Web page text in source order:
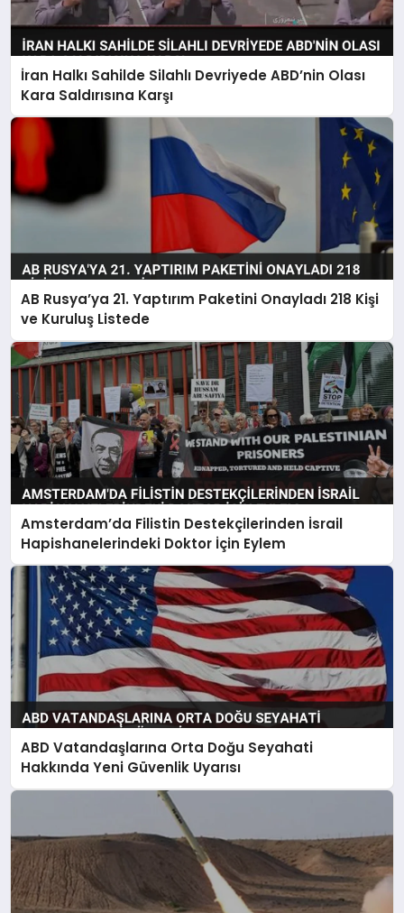
İran Halkı Sahilde Silahlı Devriyede ABD’nin Olası
Kara Saldırısına Karşı
AB Rusya’ya 21. Yaptırım Paketini Onayladı 218 Kişi
ve Kuruluş Listede
Amsterdam’da Filistin Destekçilerinden İsrail
Hapishanelerindeki Doktor İçin Eylem
ABD Vatandaşlarına Orta Doğu Seyahati
Hakkında Yeni Güvenlik Uyarısı